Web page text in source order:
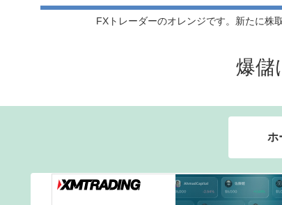
FXトレーダーのオレンジです。新たに株
爆儲
ホ